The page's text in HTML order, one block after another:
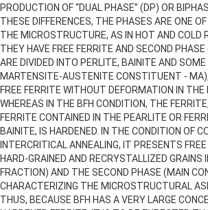
PRODUCTION OF “DUAL PHASE” (DP) OR
THESE DIFFERENCES, THE PHASES ARE ONE
THE MICROSTRUCTURE, AS IN HOT AND COLD
THEY HAVE FREE FERRITE AND SECOND
ARE DIVIDED INTO PERLITE, BAINITE AND
MARTENSITE-AUSTENITE CONSTITUENT -
FREE FERRITE WITHOUT DEFORMATION IN THE
WHEREAS IN THE BFH CONDITION, THE
FERRITE CONTAINED IN THE PEARLITE OR
BAINITE, IS HARDENED. IN THE CONDITION OF
INTERCRITICAL ANNEALING, IT PRESENTS
HARD-GRAINED AND RECRYSTALLIZED GRAINS
FRACTION) AND THE SECOND PHASE (MAIN
CHARACTERIZING THE MICROSTRUCTURAL
THUS, BECAUSE BFH HAS A VERY LARGE